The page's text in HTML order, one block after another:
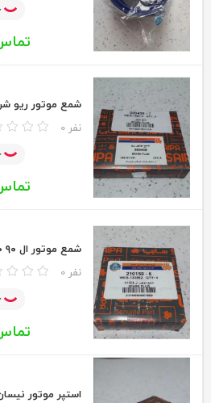
شمع موتور ریو
0 نفر
شمع موتور ال ۹۰ L90 شرکتی سایپا یدک
0 نفر
استپر موتور